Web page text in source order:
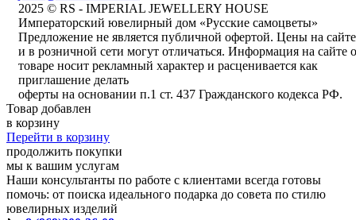
2025 © RS - IMPERIAL JEWELLERY HOUSE
Императорский ювелирный дом «Русские самоцветы»
Предложение не является публичной офертой. Цены на сайте
и в розничной сети могут отличаться. Информация на сайте о
товаре носит рекламный характер и расценивается как
приглашение делать
оферты на основании п.1 ст. 437 Гражданского кодекса РФ.
Товар добавлен
в корзину
Перейти в корзину
продолжить покупки
мы к вашим услугам
Наши консультанты по работе с клиентами всегда готовы
помочь: от поиска идеального подарка до совета по стилю
ювелирных изделий